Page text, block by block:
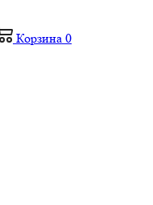
Корзина 0